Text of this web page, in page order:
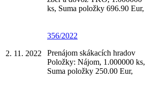
ks, Suma položky 696.90 Eur,
2. 11. 2022
356/2022
Prenájom skákacích hradov
Položky: Nájom, 1.000000 ks,
Suma položky 250.00 Eur,